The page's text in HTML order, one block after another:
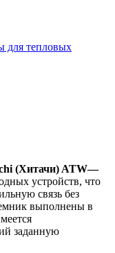
для тепловых
(Хитачи) ATW—
устройств, что
связь без
выполнены в
заданную